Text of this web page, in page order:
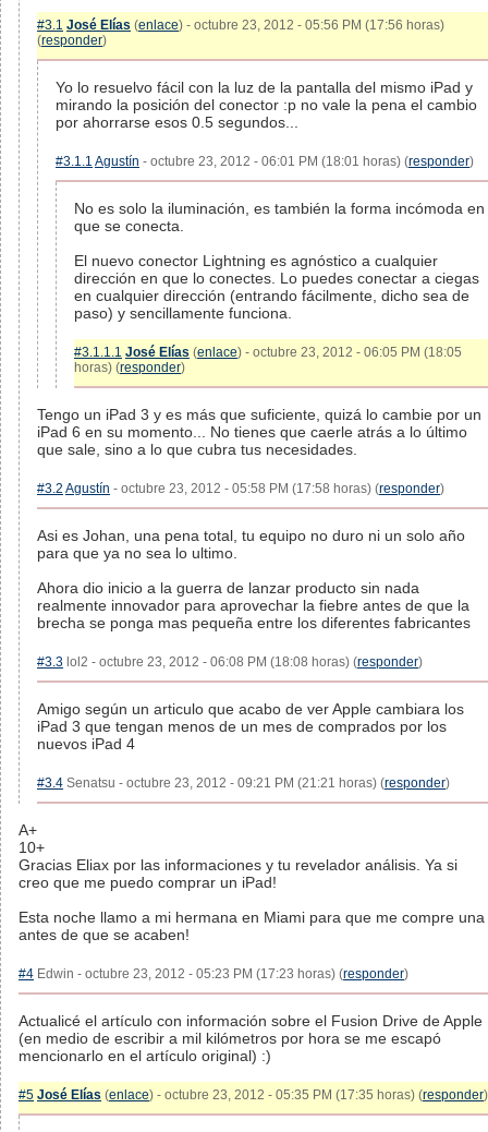
#3.1 José Elías (enlace) - octubre 23, 2012 - 05:56 PM (17:56 horas)
(responder)
Yo lo resuelvo fácil con la luz de la pantalla del mismo iPad y
mirando la posición del conector :p no vale la pena el cambio
por ahorrarse esos 0.5 segundos...
#3.1.1 Agustín - octubre 23, 2012 - 06:01 PM (18:01 horas) (responder)
No es solo la iluminación, es también la forma incómoda en
que se conecta.
El nuevo conector Lightning es agnóstico a cualquier
dirección en que lo conectes. Lo puedes conectar a ciegas
en cualquier dirección (entrando fácilmente, dicho sea de
paso) y sencillamente funciona.
#3.1.1.1 José Elías (enlace) - octubre 23, 2012 - 06:05 PM (18:05
horas) (responder)
Tengo un iPad 3 y es más que suficiente, quizá lo cambie por un
iPad 6 en su momento... No tienes que caerle atrás a lo último
que sale, sino a lo que cubra tus necesidades.
#3.2 Agustín - octubre 23, 2012 - 05:58 PM (17:58 horas) (responder)
Asi es Johan, una pena total, tu equipo no duro ni un solo año
para que ya no sea lo ultimo.
Ahora dio inicio a la guerra de lanzar producto sin nada
realmente innovador para aprovechar la fiebre antes de que la
brecha se ponga mas pequeña entre los diferentes fabricantes
#3.3 lol2 - octubre 23, 2012 - 06:08 PM (18:08 horas) (responder)
Amigo según un articulo que acabo de ver Apple cambiara los
iPad 3 que tengan menos de un mes de comprados por los
nuevos iPad 4
#3.4 Senatsu - octubre 23, 2012 - 09:21 PM (21:21 horas) (responder)
A+
10+
Gracias Eliax por las informaciones y tu revelador análisis. Ya si
creo que me puedo comprar un iPad!
Esta noche llamo a mi hermana en Miami para que me compre una
antes de que se acaben!
#4 Edwin - octubre 23, 2012 - 05:23 PM (17:23 horas) (responder)
Actualicé el artículo con información sobre el Fusion Drive de Apple
(en medio de escribir a mil kilómetros por hora se me escapó
mencionarlo en el artículo original) :)
#5 José Elías (enlace) - octubre 23, 2012 - 05:35 PM (17:35 horas) (responder)